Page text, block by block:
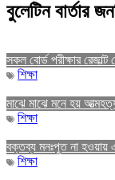
বুলেটিন বার্তার
সকল বোর্ড পরীক্ষার রেজাল্ট
শিক্ষা
মাঝে মাঝে মনে হয়
শিক্ষা
বক্তব্য মনঃপুত না হওয়ায়
শিক্ষা